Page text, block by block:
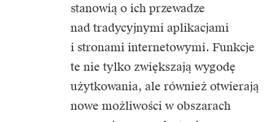
stanowią o ich przewadze
nad tradycyjnymi aplikacjami
i stronami internetowymi. Funkcje
te nie tylko zwiększają wygodę
użytkowania, ale również otwierają
nowe możliwości w obszarach